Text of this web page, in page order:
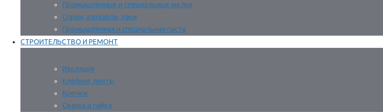
Промышленные и специальные мелки
Спреи, аэрозоли, лаки
Промышленная и специальная паста
СТРОИТЕЛЬСТВО И РЕМОНТ
Изоляция
Клейкие ленты
Крепеж
Сварка и пайка